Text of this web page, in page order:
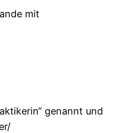
mit
genannt und